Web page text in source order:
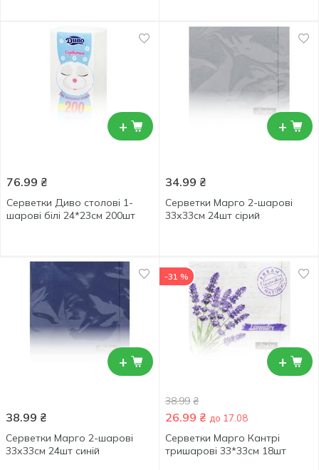
+
76.99 ₴
Серветки Диво столові 1-
шарові білі 24*23см 200шт
+
34.99 ₴
Серветки Марго 2-шарові
33х33см 24шт сірий
+
38.99 ₴
Серветки Марго 2-шарові
33х33см 24шт синій
+
-31 %
38.99 ₴
26.99 ₴ до 17.08
Серветки Марго Кантрі
тришарові 33*33см 18шт